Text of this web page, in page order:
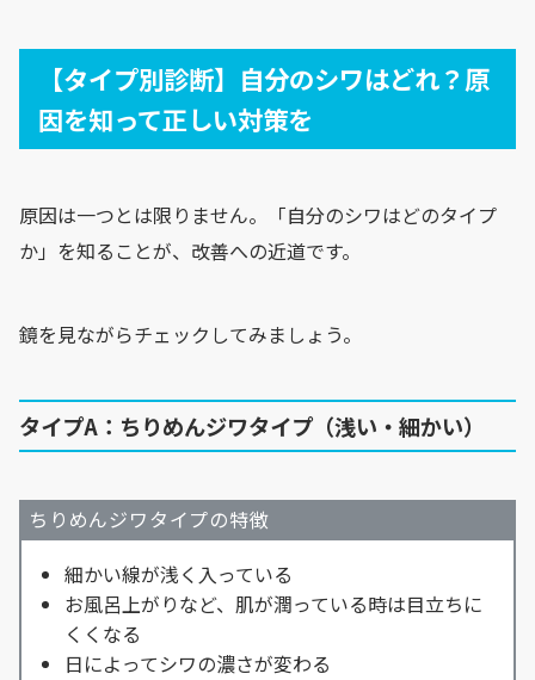
【タイプ別診断】自分のシワはどれ？原
因を知って正しい対策を
原因は一つとは限りません。「自分のシワはどのタイプ
か」を知ることが、改善への近道です。
鏡を見ながらチェックしてみましょう。
タイプA：ちりめんジワタイプ（浅い・細かい）
ちりめんジワタイプの特徴
細かい線が浅く入っている
お風呂上がりなど、肌が潤っている時は目立ちに
くくなる
日によってシワの濃さが変わる